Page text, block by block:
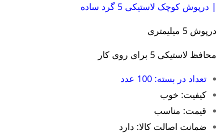
| درپوش کوچک لاستیکی 5 گرد ساده
درپوش 5 میلیمتری
محافظ لاستیکی 5 برای روی کار
تعداد در بسته: 100 عدد
کیفیت: خوب
قیمت: مناسب
ضمانت اصالت کالا: دارد